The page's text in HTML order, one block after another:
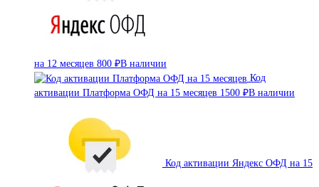
на 12 месяцев 800 ₽В наличии
Код
активации Платформа ОФД на 15 месяцев 1500 ₽В наличии
Код активации Яндекс ОФД на 15